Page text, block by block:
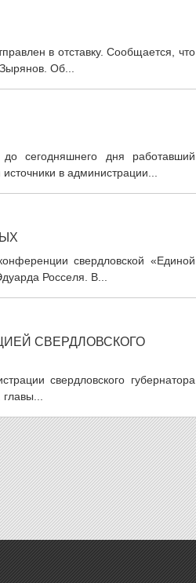
в отставку. Сообщается, что
Об...
сегодняшнего дня работавший
в администрации...
свердловской «Единой
Росселя. В...
СВЕРДЛОВСКОГО
свердловского губернатора